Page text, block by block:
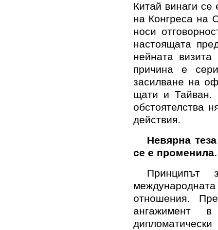
Китай винаги
на Конгреса на
носи
настоящата
нейната
причина е
засилване на
щати и Тайван.
обстоятелства
действия.
Невярна
се е променила.
Принципът
отношения.
ангажимент